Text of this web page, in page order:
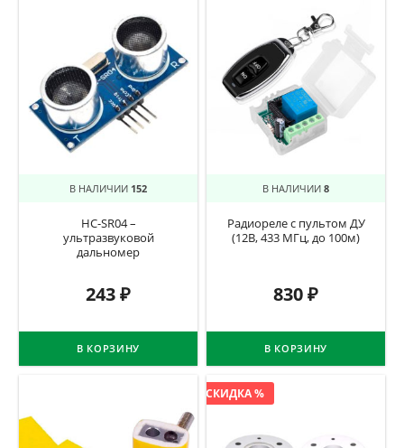
В НАЛИЧИИ 152
HC-SR04 –
ультразвуковой
дальномер
243₽
В КОРЗИНУ
В НАЛИЧИИ 8
Радиореле с пультом ДУ
(12В, 433 МГц, до 100м)
830₽
В КОРЗИНУ
СКИДКА %